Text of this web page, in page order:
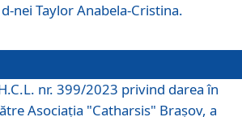
nei Taylor Anabela-Cristina.
nr. 399/2023 privind darea în
Asociaţia "Catharsis" Brașov, a